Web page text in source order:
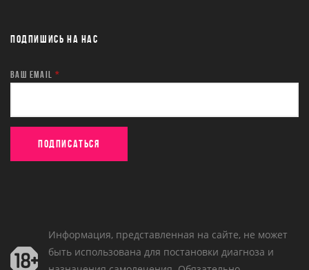
ПОДПИШИСЬ НА НАС
ВАШ EMAIL *
Информация, представленная на сайте, не может
быть использована для постановки диагноза и